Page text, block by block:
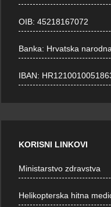
OIB: 45218167072
Banka: Hrvatska
IBAN:
KORISNI LINKOVI
Ministarstvo zdravstva
Helikopterska hitna